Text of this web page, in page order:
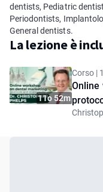
dentists, Pediatric
Periodontists,
General dentists.
La lezione è
11o 52m
Corso |
Online
Phelps